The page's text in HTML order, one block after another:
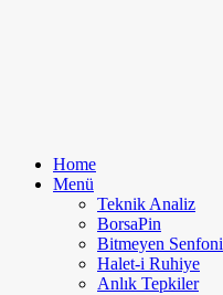
Home
Menü
Teknik Analiz
BorsaPin
Bitmeyen Senfoni
Halet-i Ruhiye
Anlık Tepkiler